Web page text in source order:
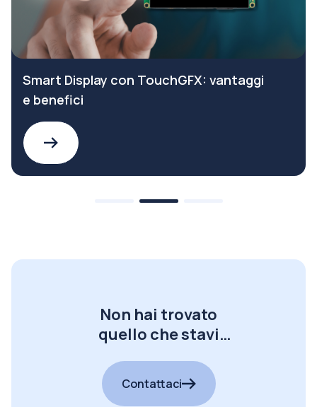
Smart Display con TouchGFX: vantaggi
e benefici
Non hai trovato
quello che stavi
Contattaci